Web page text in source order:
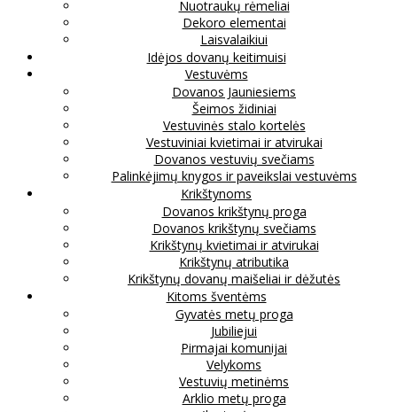
Nuotraukų rėmeliai
Dekoro elementai
Laisvalaikiui
Idėjos dovanų keitimuisi
Vestuvėms
Dovanos Jauniesiems
Šeimos židiniai
Vestuvinės stalo kortelės
Vestuviniai kvietimai ir atvirukai
Dovanos vestuvių svečiams
Palinkėjimų knygos ir paveikslai vestuvėms
Krikštynoms
Dovanos krikštynų proga
Dovanos krikštynų svečiams
Krikštynų kvietimai ir atvirukai
Krikštynų atributika
Krikštynų dovanų maišeliai ir dėžutės
Kitoms šventėms
Gyvatės metų proga
Jubiliejui
Pirmajai komunijai
Velykoms
Vestuvių metinėms
Arklio metų proga